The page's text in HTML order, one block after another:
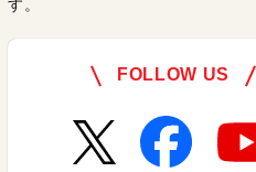
す。
FOLLOW US